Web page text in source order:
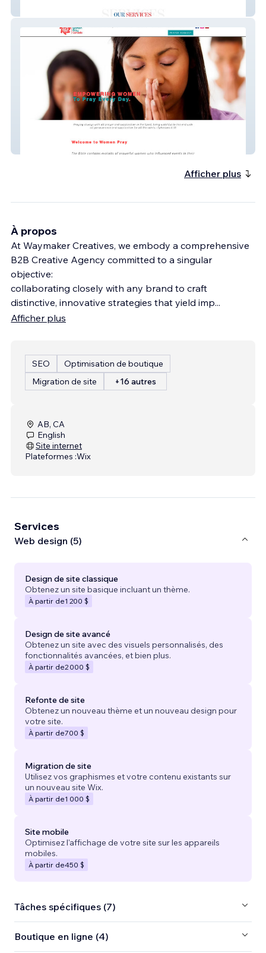
WhenWomenPray Canada
Afficher plus
À propos
At Waymaker Creatives, we embody a comprehensive
B2B Creative Agency committed to a singular
objective:
collaborating closely with any brand to craft
distinctive, innovative strategies that yield imp...
Afficher plus
SEO
Optimisation de boutique
Migration de site
+16 autres
AB, CA
English
Site internet
Plateformes :Wix
Services
Web design (5)
Design de site classique
Obtenez un site basique incluant un thème.
À partir de1 200 $
Design de site avancé
Obtenez un site avec des visuels personnalisés, des
fonctionnalités avancées, et bien plus.
À partir de2 000 $
Refonte de site
Obtenez un nouveau thème et un nouveau design pour
votre site.
À partir de700 $
Migration de site
Utilisez vos graphismes et votre contenu existants sur
un nouveau site Wix.
À partir de1 000 $
Site mobile
Optimisez l'affichage de votre site sur les appareils
mobiles.
À partir de450 $
Tâches spécifiques (7)
Boutique en ligne (4)